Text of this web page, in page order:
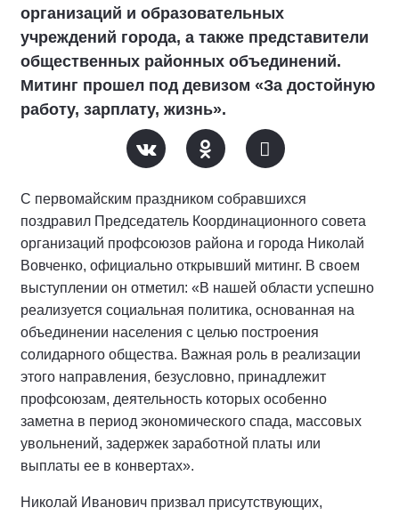
организаций и образовательных
учреждений города, а также представители
общественных районных объединений.
Митинг прошел под девизом «За достойную
работу, зарплату, жизнь».
С первомайским праздником собравшихся
поздравил Председатель Координационного совета
организаций профсоюзов района и города Николай
Вовченко, официально открывший митинг. В своем
выступлении он отметил: «В нашей области успешно
реализуется социальная политика, основанная на
объединении населения с целью построения
солидарного общества. Важная роль в реализации
этого направления, безусловно, принадлежит
профсоюзам, деятельность которых особенно
заметна в период экономического спада, массовых
увольнений, задержек заработной платы или
выплаты ее в конвертах».
Николай Иванович призвал присутствующих,